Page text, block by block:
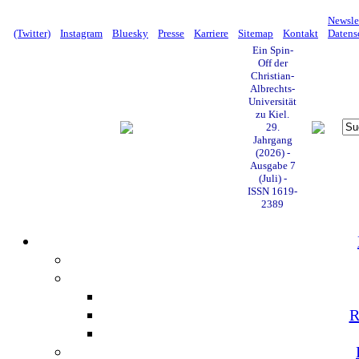
(Twitter)
Instagram Bluesky Presse Karriere Sitemap Kontakt
Ein Spin-
Off der
Christian-
Albrechts-
Universität
zu Kiel.
29.
Jahrgang
(2026) -
Ausgabe 7
(Juli) -
ISSN 1619-
2389